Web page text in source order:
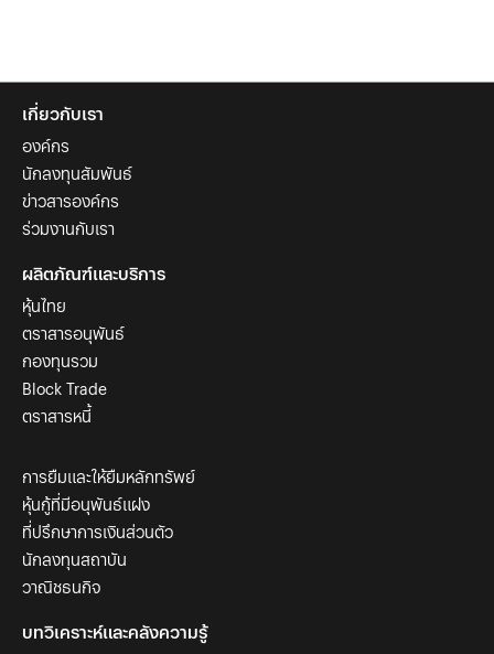
เกี่ยวกับเรา
องค์กร
นักลงทุนสัมพันธ์
ข่าวสารองค์กร
ร่วมงานกับเรา
ผลิตภัณฑ์และบริการ
หุ้นไทย
ตราสารอนุพันธ์
กองทุนรวม
Block Trade
ตราสารหนี้
การยืมและให้ยืมหลักทรัพย์
หุ้นกู้ที่มีอนุพันธ์แฝง
ที่ปรึกษาการเงินส่วนตัว
นักลงทุนสถาบัน
วาณิชธนกิจ
บทวิเคราะห์และคลังความรู้